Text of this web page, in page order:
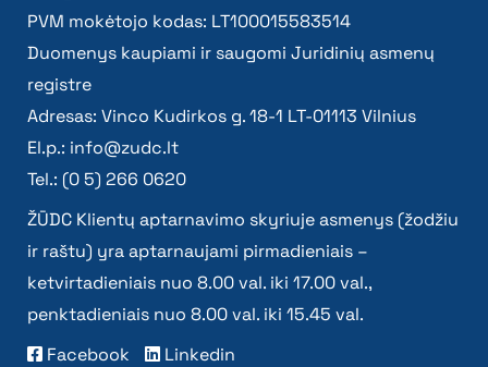
PVM mokėtojo kodas: LT100015583514
Duomenys kaupiami ir saugomi Juridinių asmenų
registre
Adresas: Vinco Kudirkos g. 18-1 LT-01113 Vilnius
El.p.: info@zudc.lt
Tel.: (0 5) 266 0620
ŽŪDC Klientų aptarnavimo skyriuje asmenys (žodžiu
ir raštu) yra aptarnaujami pirmadieniais –
ketvirtadieniais nuo 8.00 val. iki 17.00 val.,
penktadieniais nuo 8.00 val. iki 15.45 val.
Facebook
Linkedin